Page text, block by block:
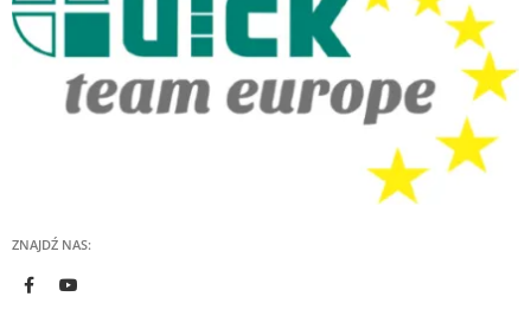
ZNAJDŹ NAS: